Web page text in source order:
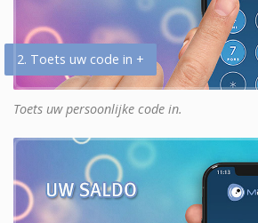
2. Toets uw code in +
Toets uw persoonlijke code in.